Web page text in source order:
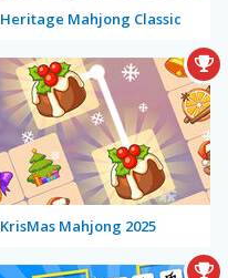
Heritage Mahjong Classic
KrisMas Mahjong 2025